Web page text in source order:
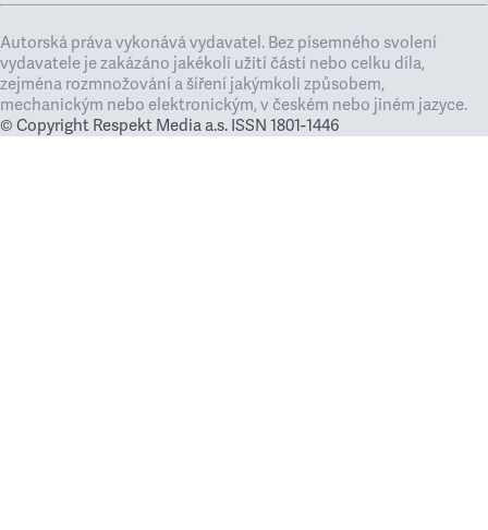
Autorská práva vykonává vydavatel. Bez písemného svolení
vydavatele je zakázáno jakékoli užití částí nebo celku díla,
zejména rozmnožování a šíření jakýmkoli způsobem,
mechanickým nebo elektronickým, v českém nebo jiném jazyce.
© Copyright Respekt Media a.s. ISSN 1801-1446